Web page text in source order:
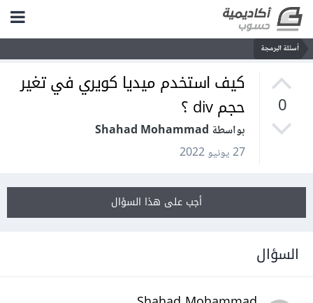
أسئلة البرمجة
0
كيف استخدم ميديا كويري في تغير
حجم div ؟
بواسطة Shahad Mohammad
27 يونيو 2022
أجب على هذا السؤال
السؤال